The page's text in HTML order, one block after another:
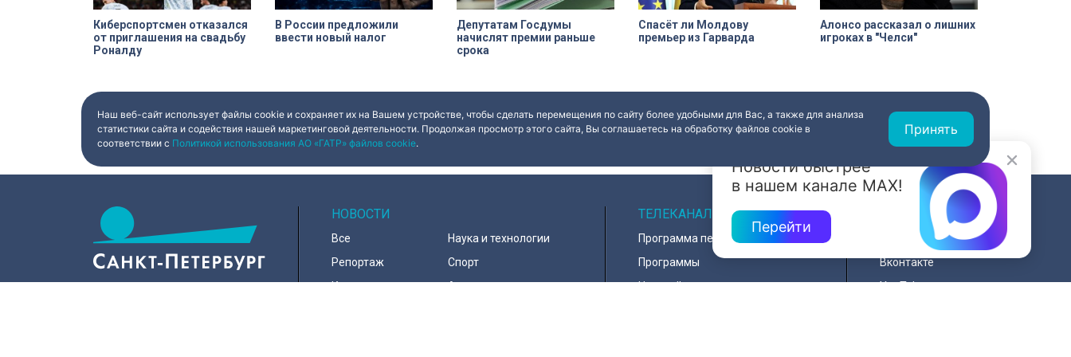
Киберспортсмен отказался
от приглашения на свадьбу
Роналду
В России предложили
ввести новый налог
Депутатам Госдумы
начислят премии раньше
срока
Спасёт ли Молдову
премьер из Гарварда
Алонсо рассказал о лишних
игроках в "Челси"
Новости быстрее
в нашем канале MAX!
Перейти
Наш веб-сайт использует файлы cookie и сохраняет их на Вашем устройстве, чтобы сделать перемещения по сайту более удобными для Вас, а также для анализа
статистики сайта и содействия нашей маркетинговой деятельности. Продолжая просмотр этого сайта, Вы соглашаетесь на обработку файлов cookie в
соответствии с Политикой использования АО «ГАТР» файлов cookie.
Принять
НОВОСТИ
Все
Репортаж
Коронавирус
Наука и технологии
Спорт
Армия
ТЕЛЕКАНАЛ
Программа передач
Программы
Настройка канала
Вконтакте
YouTube